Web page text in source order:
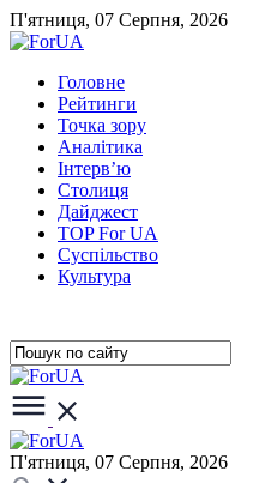
П'ятниця, 07 Серпня, 2026
Головне
Рейтинги
Точка зору
Аналітика
Інтерв’ю
Столиця
Дайджест
TOP For UA
Суспiльство
Культура
П'ятниця, 07 Серпня, 2026